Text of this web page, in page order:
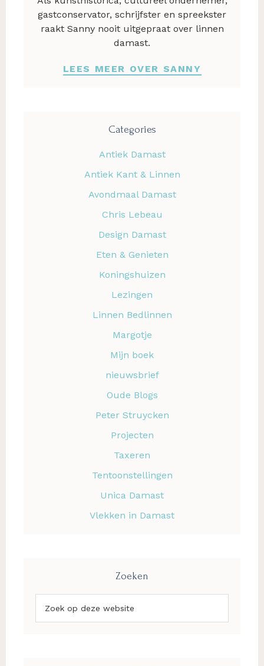
gastconservator, schrijfster en spreekster
raakt Sanny nooit uitgepraat over linnen
damast.
LEES MEER OVER SANNY
Categories
Antiek Damast
Antiek Kant & Linnen
Avondmaal Damast
Chris Lebeau
Design Damast
Eten & Genieten
Koningshuizen
Lezingen
Linnen Bedlinnen
Margotje
Mijn boek
nieuwsbrief
Oude Blogs
Peter Struycken
Projecten
Taxeren
Tentoonstellingen
Unica Damast
Vlekken in Damast
Zoeken
op